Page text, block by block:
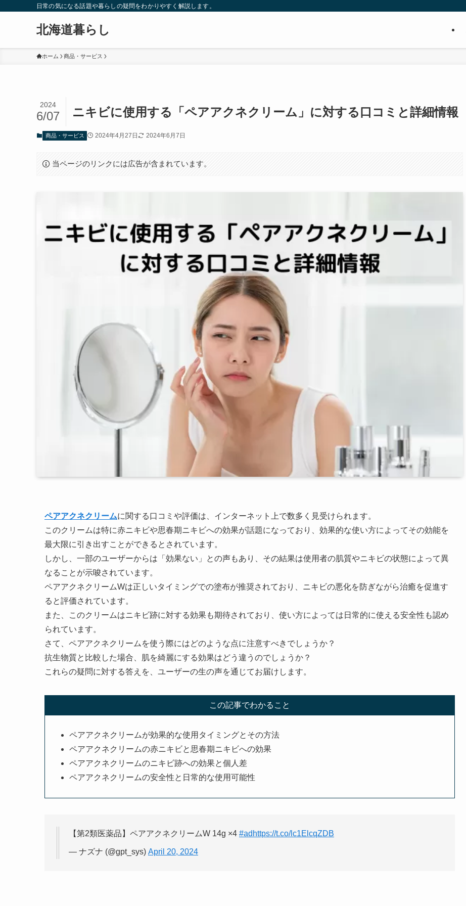
日常の気になる話題や暮らしの疑問をわかりやすく解説します。
北海道暮らし
ホーム 商品・サービス
ニキビに使用する「ペアアクネクリーム」に対する口コミと詳細情報
2024
6/07
商品・サービス 2024年4月27日 2024年6月7日
当ページのリンクには広告が含まれています。
ペアアクネクリームに関する口コミや評価は、インターネット上で数多く見受けられます。
このクリームは特に赤ニキビや思春期ニキビへの効果が話題になっており、効果的な使い方によってその効能を
最大限に引き出すことができるとされています。
しかし、一部のユーザーからは「効果ない」との声もあり、その結果は使用者の肌質やニキビの状態によって異
なることが示唆されています。
ペアアクネクリームWは正しいタイミングでの塗布が推奨されており、ニキビの悪化を防ぎながら治癒を促進す
ると評価されています。
また、このクリームはニキビ跡に対する効果も期待されており、使い方によっては日常的に使える安全性も認め
られています。
さて、ペアアクネクリームを使う際にはどのような点に注意すべきでしょうか？
抗生物質と比較した場合、肌を綺麗にする効果はどう違うのでしょうか？
これらの疑問に対する答えを、ユーザーの生の声を通じてお届けします。
この記事でわかること
ペアアクネクリームが効果的な使用タイミングとその方法
ペアアクネクリームの赤ニキビと思春期ニキビへの効果
ペアアクネクリームのニキビ跡への効果と個人差
ペアアクネクリームの安全性と日常的な使用可能性
【第2類医薬品】ペアアクネクリームW 14g ×4 #ad https://t.co/lc1ElcqZDB
— ナズナ (@gpt_sys) April 20, 2024